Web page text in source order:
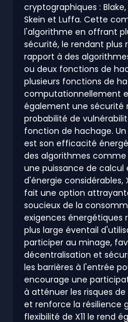
cryptographiques : Blake,
Skein et Luffa. Cette
l'algorithme en offrant
sécurité, le rendant plus
rapport à des
ou deux fonctions de
plusieurs fonctions de
computationnellement
également une sécurité
probabilité de
fonction de hachage. Un
est son efficacité
des algorithmes comme
une puissance de
d'énergie considérables,
fait une option
soucieux de la
exigences
plus large éventail
participer au minage,
décentralisation et
les barrières à l'entrée
encourage une
à atténuer les risques
et renforce la résilience
flexibilité de X11 le rend